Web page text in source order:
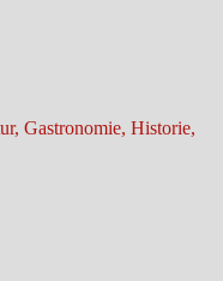
Gastronomie, Historie,